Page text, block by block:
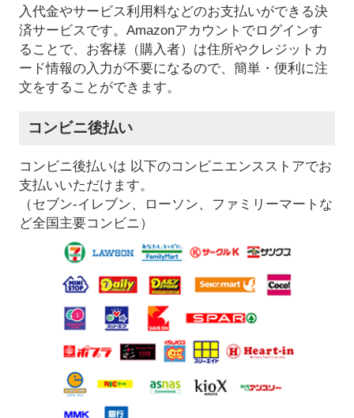
入代金やサービス利用料などのお支払いができる決
済サービスです。Amazonアカウントでログインす
ることで、お客様（購入者）は住所やクレジットカ
ード情報の入力が不要になるので、簡単・便利に注
文をすることができます。
コンビニ後払い
コンビニ後払いは 以下のコンビニエンスストアでお
支払いいただけます。
（セブン-イレブン、ローソン、ファミリーマートな
ど全国主要コンビニ）